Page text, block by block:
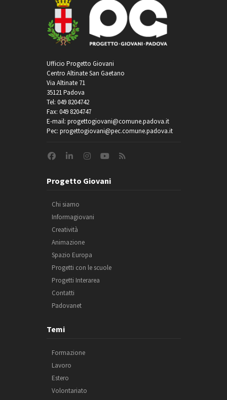
Ufficio Progetto Giovani
Centro Altinate San Gaetano
Via Altinate 71
35121 Padova
Tel: 049 8204742
Fax: 049 8204747
E-mail: progettogiovani@comune.padova.it
Pec: progettogiovani@pec.comune.padova.it
Progetto Giovani
Chi siamo
Informagiovani
Creatività
Animazione
Spazio Europa
Progetti con le scuole
Progetti Interarea
Contatti
Padovanet
Temi
Formazione
Lavoro
Estero
Volontariato